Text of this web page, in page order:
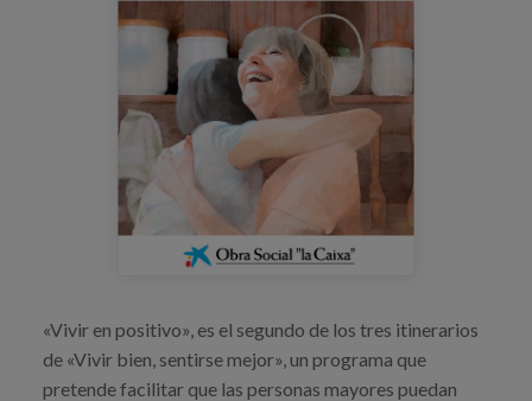
«Vivir en positivo», es el segundo de los tres itinerarios
de «Vivir bien, sentirse mejor», un programa que
pretende facilitar que las personas mayores puedan